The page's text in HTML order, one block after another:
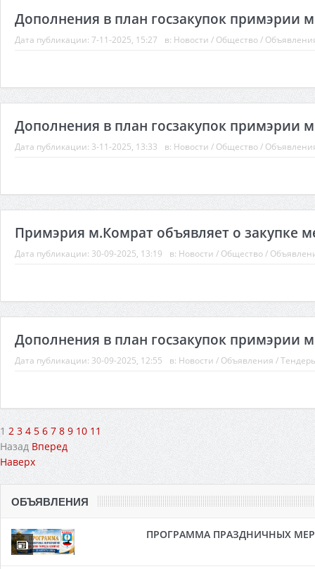
Дополнения в план госзакупок примэрии
Дата публикации: 7-11-2025, 15:27 в: Новости / Общество/
Дополнения в план госзакупок примэрии
Дата публикации: 3-11-2025, 13:33 в: Новости / Общество/
Примэрия м.Комрат объявляет о закупке
Дата публикации: 30-09-2025, 13:19 в: Новости / Общество/
Дополнения в план госзакупок примэрии
Дата публикации: 30-09-2025, 12:55 в: Новости / Объявления /
1 2 3 4 5 6 7 8 9 10 11
Назад Вперед
Наверх
ОБЪЯВЛЕНИЯ
ПРОГРАММА ПРАЗДНИЧНЫХ